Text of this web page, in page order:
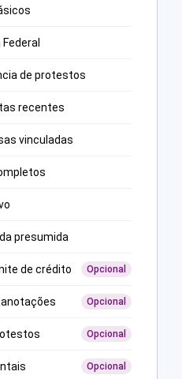
de protestos
recentes
vinculadas
presumida
de crédito Opcional
anotações Opcional
Opcional
Opcional